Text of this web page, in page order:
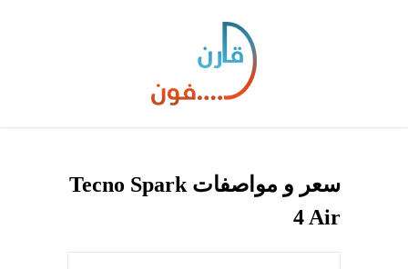
سعر و مواصفات Tecno Spark
4 Air